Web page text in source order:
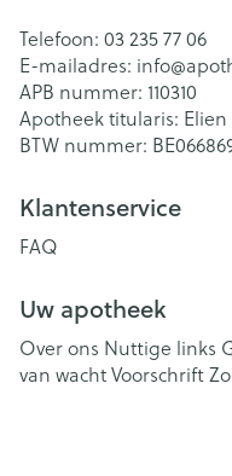
Telefoon: 03 235 77 06
E-mailadres: info@
APB nummer: 110310
Apotheek titularis: Elien
BTW nummer:
Klantenservice
FAQ
Uw apotheek
Over ons Nuttige links
van wachtVoorschrift